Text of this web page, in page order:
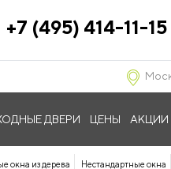
+7 (495) 414-11-15
ДВЕРИ ЦЕНЫ АКЦИИ
окна из дерева Нестандартные окна